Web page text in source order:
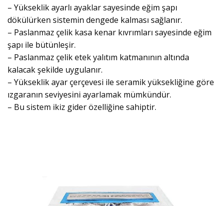
– Yükseklik ayarlı ayaklar sayesinde eğim şapı
dökülürken sistemin dengede kalması sağlanır.
– Paslanmaz çelik kasa kenar kıvrımları sayesinde eğim
şapı ile bütünleşir.
– Paslanmaz çelik etek yalıtım katmanının altında
kalacak şekilde uygulanır.
– Yükseklik ayar çerçevesi ile seramik yüksekliğine göre
ızgaranın seviyesini ayarlamak mümkündür.
– Bu sistem ikiz gider özelliğine sahiptir.